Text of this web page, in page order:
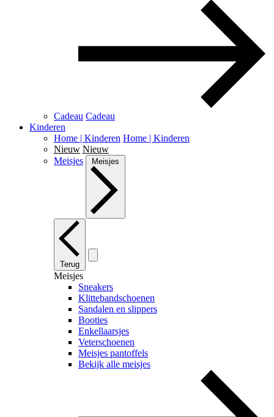
Cadeau Cadeau
Kinderen
Home | Kinderen Home | Kinderen
Nieuw Nieuw
Meisjes
Meisjes
Terug
Meisjes
Sneakers
Klittebandschoenen
Sandalen en slippers
Booties
Enkellaarsjes
Veterschoenen
Meisjes pantoffels
Bekijk alle meisjes